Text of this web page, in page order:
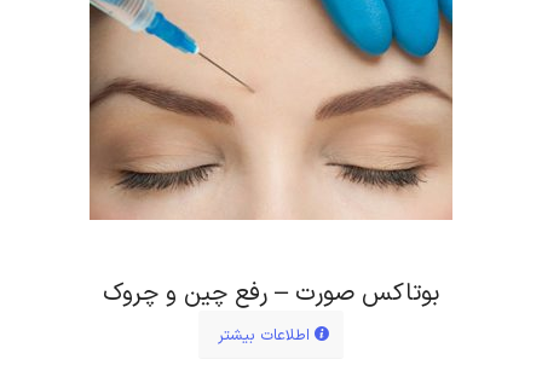
بوتاکس صورت – رفع چین و چروک
اطلاعات بیشتر